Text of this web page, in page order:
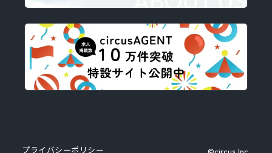
プライバシーポリシー ©circus,Inc.